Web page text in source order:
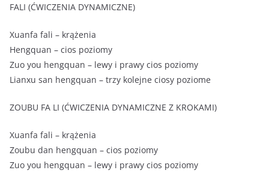
FALI (ĆWICZENIA DYNAMICZNE)
Xuanfa fali – krążenia
Hengquan – cios poziomy
Zuo you hengquan – lewy i prawy cios poziomy
Lianxu san hengquan – trzy kolejne ciosy poziome
ZOUBU FA LI (ĆWICZENIA DYNAMICZNE Z KROKAMI)
Xuanfa fali – krążenia
Zoubu dan hengquan – cios poziomy
Zuo you hengquan – lewy i prawy cios poziomy